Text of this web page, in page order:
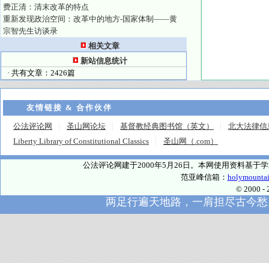
费正清：清末改革的特点
重新发现政治空间：改革中的地方-国家体制——黄
宗智先生访谈录
相关文章
新站信息统计
· 共有文章：2426篇
友情链接 & 合作伙伴
公法评论网 圣山网论坛 基督教经典图书馆（英文）
北大法律信
Liberty Library of Constitutional Classics
圣山网（.com）
公法评论网建于2000年5月26日。本网使用资料基于
范亚峰信箱：
© 2000 -
两足行遍天地路，一肩担尽古今